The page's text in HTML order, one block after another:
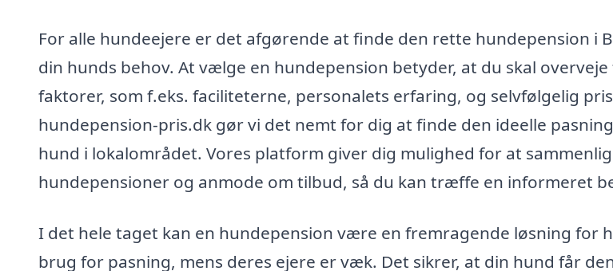
For alle hundeejere er det afgørende at finde den rette hundepension i
din hunds behov. At vælge en hundepension betyder, at du skal
faktorer, som f.eks. faciliteterne, personalets erfaring, og selvfølgelig
hundepension-pris.dk gør vi det nemt for dig at finde den ideelle
hund i lokalområdet. Vores platform giver dig mulighed for at
hundepensioner og anmode om tilbud, så du kan træffe en informeret
I det hele taget kan en hundepension være en fremragende løsning for
brug for pasning, mens deres ejere er væk. Det sikrer, at din hund får